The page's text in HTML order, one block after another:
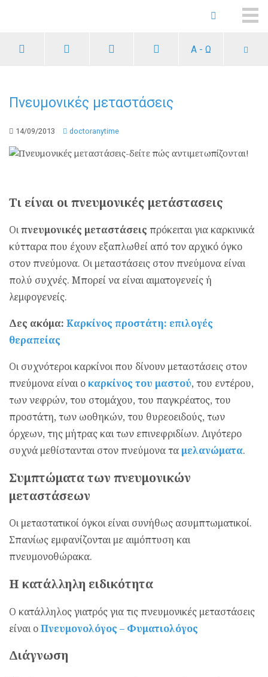
Α - Ω
Πνευμονικές μεταστάσεις
14/09/2013 doctoranytime
Τι είναι οι πνευμονικές μετάστασεις
Οιπνευμονικές μεταστάσεις πρόκειται για καρκινικά
κύτταρα που έχουν εξαπλωθεί από τον αρχικό όγκο
στον πνεύμονα. Οι μεταστάσεις στον πνεύμονα είναι
πολύ συχνές. Μπορεί να είναι αιματογενείς ή
λεμφογενείς.
Δες ακόμα: Καρκίνος προστάτη: επιλογές
θεραπείας
Οι συχνότεροι καρκίνοι που δίνουν μεταστάσεις στον
πνεύμονα είναι ο καρκίνος του μαστού, του εντέρου,
των νεφρών, του στομάχου, του παγκρέατος, του
προστάτη, των ωοθηκών, του θυρεοειδούς, των
όρχεων, της μήτρας και των επινεφριδίων. Λιγότερο
συχνά μεθίστανται στον πνεύμονα τα μελανώματα.
Συμπτώματα των πνευμονικών
μεταστάσεων
Οι μεταστατικοί όγκοι είναι συνήθως ασυμπτωματικοί.
Σπανίως εμφανίζονται με αιμόπτυση και
πνευμονοθώρακα.
Η κατάλληλη ειδικότητα
Ο κατάλληλος γιατρός για τις πνευμονικές μεταστάσεις
είναι οΠνευμονολόγος – Φυματιολόγος
Διάγνωση